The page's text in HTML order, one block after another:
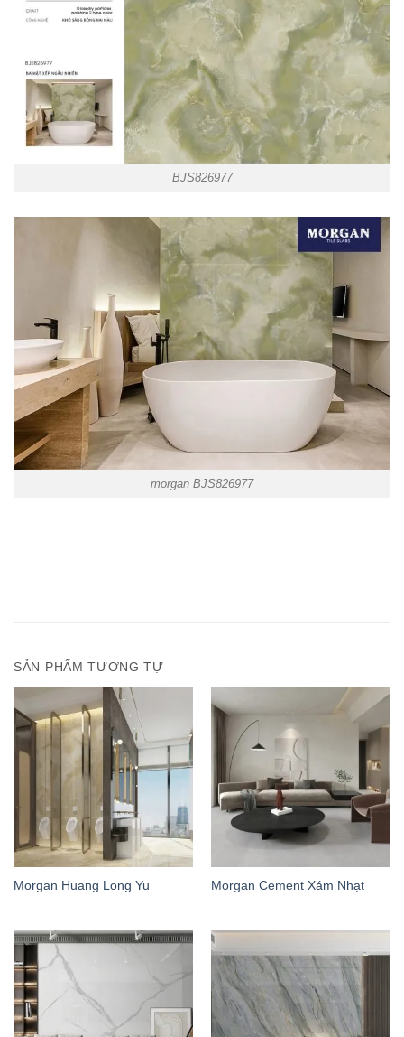
BJS826977
morgan BJS826977
SẢN PHẨM TƯƠNG TỰ
Morgan Huang Long Yu Morgan Cement Xám Nhạt